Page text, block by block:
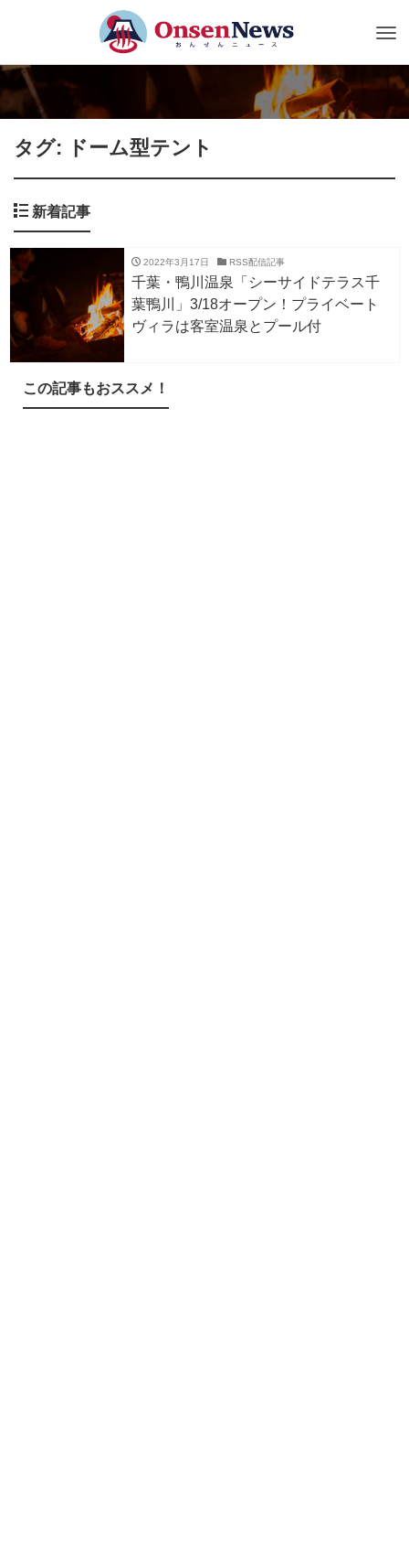
タグ: ドーム型テント
新着記事
2022年3月17日 RSS配信記事
千葉・鴨川温泉「シーサイドテラス千
葉鴨川」3/18オープン！プライベート
ヴィラは客室温泉とプール付
この記事もおススメ！